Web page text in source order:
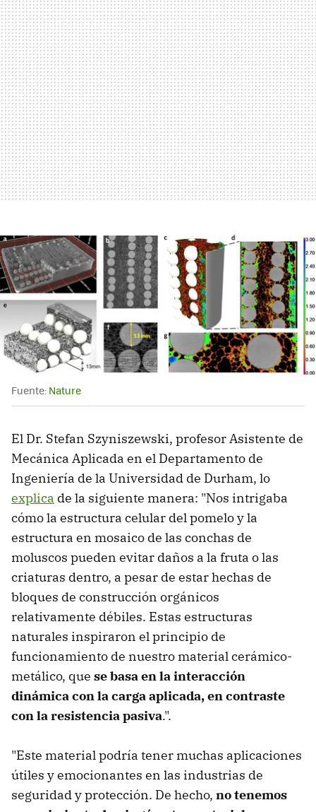
Fuente: Nature
El Dr. Stefan Szyniszewski, profesor Asistente de
Mecánica Aplicada en el Departamento de
Ingeniería de la Universidad de Durham, lo
explica de la siguiente manera: "Nos intrigaba
cómo la estructura celular del pomelo y la
estructura en mosaico de las conchas de
moluscos pueden evitar daños a la fruta o las
criaturas dentro, a pesar de estar hechas de
bloques de construcción orgánicos
relativamente débiles. Estas estructuras
naturales inspiraron el principio de
funcionamiento de nuestro material cerámico-
metálico, que se basa en la interacción
dinámica con la carga aplicada, en contraste
con la resistencia pasiva.".
"Este material podría tener muchas aplicaciones
útiles y emocionantes en las industrias de
seguridad y protección. De hecho, no tenemos